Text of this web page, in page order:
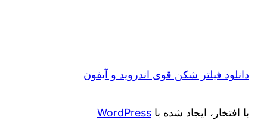
دانلود فیلتر شکن قوی اندروید و آیفون
با افتخار، ایجاد شده باWordPress